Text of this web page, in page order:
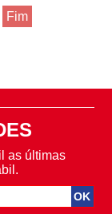
Fim
as últimas